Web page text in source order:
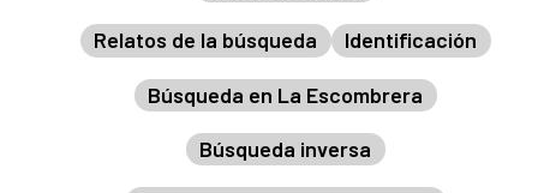
Relatos de la búsqueda Identificación
Búsqueda en La Escombrera
Búsqueda inversa